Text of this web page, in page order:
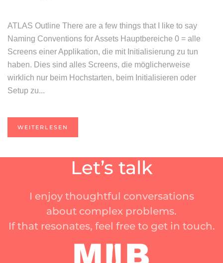
ATLAS Outline There are a few things that I like to say
Naming Conventions for Assets Hauptbereiche 0 = alle
Screens einer Applikation, die mit Initialisierung zu tun
haben. Dies sind alles Screens, die möglicherweise
wirklich nur beim Hochstarten, beim Initialisieren oder
Setup zu...
WEITERLESEN
Let’s talk
I enjoy thoughtful conversations
about complex problems.
If that resonates, feel free to get in touch.